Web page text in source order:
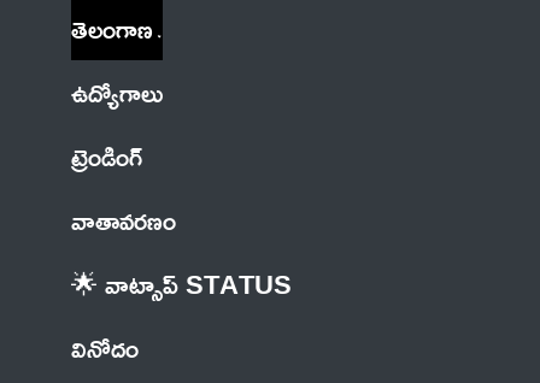
తెలంగాణ
ఉద్యోగాలు
ట్రెండింగ్
వాతావరణం
🌟 వాట్సాప్ STATUS
వినోదం